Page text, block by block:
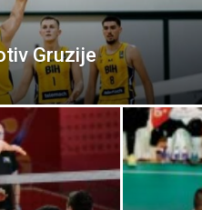
Gruzije